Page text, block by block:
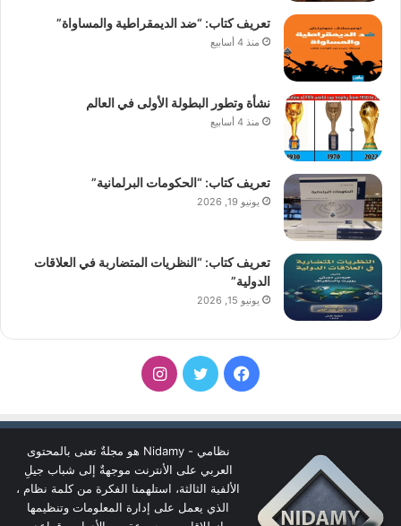
تعريف كتاب: “ضد الديمقراطية والمساواة”
منذ 4 أسابيع
نشأة وتطور البطولة الأولى في العالم
منذ 4 أسابيع
تعريف كتاب: “الحكومات البرلمانية”
يونيو 19, 2026
تعريف كتاب: “النظريات المتضاربة في العلاقات
الدولية”
يونيو 15, 2026
فيسبوكتويتر انستقرام
نظامي - Nidamy هو مجلةٌ تعنى بالمحتوى
العربي على الأنترنت موجهةٌ إلى شباب جيلِ
الألفية الثالثة، استلهمنا الفكرة من كلمة نظام ،
الذي يعمل على إدارة المعلومات وتنظيمها